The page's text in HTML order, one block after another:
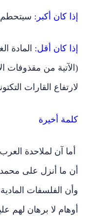
إذا كان أكبر: سيتحطم
إذا كان أقل:المادة
(الآتية من مقذوفات
لارتفاع القارات
كلمة أخيرة
أما آن لملاحدة العرب
أن ما أنزل على
وأن الفلسفات
أوهام لا برهان لهم